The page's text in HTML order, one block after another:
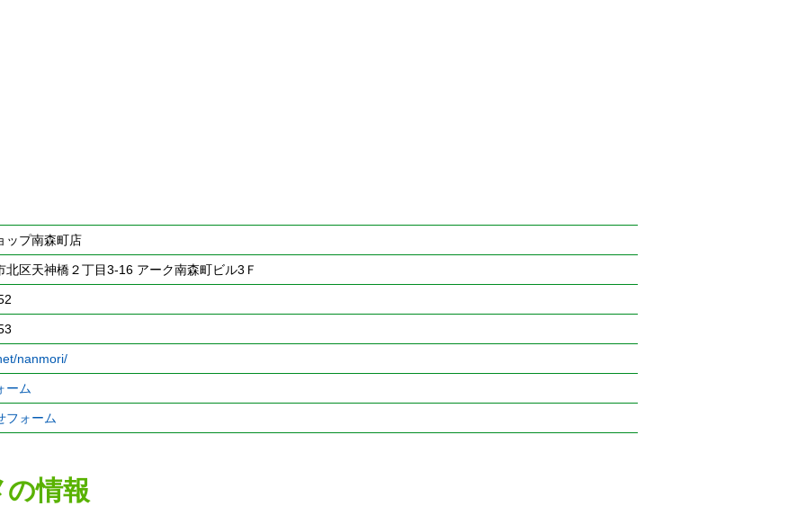
ップ南森町店
北区天神橋２丁目3-16 アーク南森町ビル3Ｆ
nanmori/
ーム
フォーム
情報